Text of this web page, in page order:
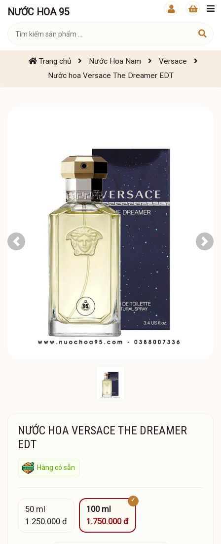
NƯỚC HOA 95
Trang chủ Nước Hoa Nam
Versace
Nước hoa Versace The Dreamer EDT
Previous Next
NƯỚC HOA VERSACE THE DREAMER
EDT
Hàng có sẵn
50 ml
1.250.000 đ
100 ml
1.750.000 đ